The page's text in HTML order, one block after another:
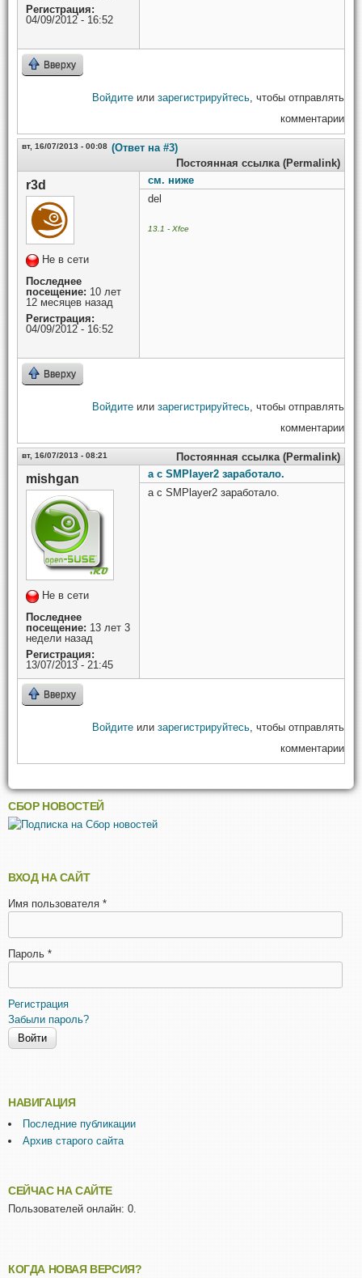
Регистрация:
04/09/2012 - 16:52
Вверху
Войдите или зарегистрируйтесь, чтобы отправлять
комментарии
вт, 16/07/2013 - 00:08 (Ответ на #3)
Постоянная ссылка (Permalink)
r3d
Не в сети
Последнее
посещение: 10 лет
12 месяцев назад
Регистрация:
04/09/2012 - 16:52
см. ниже
del
13.1 - Xfce
Вверху
Войдите или зарегистрируйтесь, чтобы отправлять
комментарии
вт, 16/07/2013 - 08:21 Постоянная ссылка (Permalink)
mishgan
Не в сети
Последнее
посещение: 13 лет 3
недели назад
Регистрация:
13/07/2013 - 21:45
а с SMPlayer2 заработало.
а с SMPlayer2 заработало.
Вверху
Войдите или зарегистрируйтесь, чтобы отправлять
комментарии
СБОР НОВОСТЕЙ
ВХОД НА САЙТ
Имя пользователя *
Пароль *
Регистрация
Забыли пароль?
НАВИГАЦИЯ
Последние публикации
Архив старого сайта
СЕЙЧАС НА САЙТЕ
Пользователей онлайн: 0.
КОГДА НОВАЯ ВЕРСИЯ?